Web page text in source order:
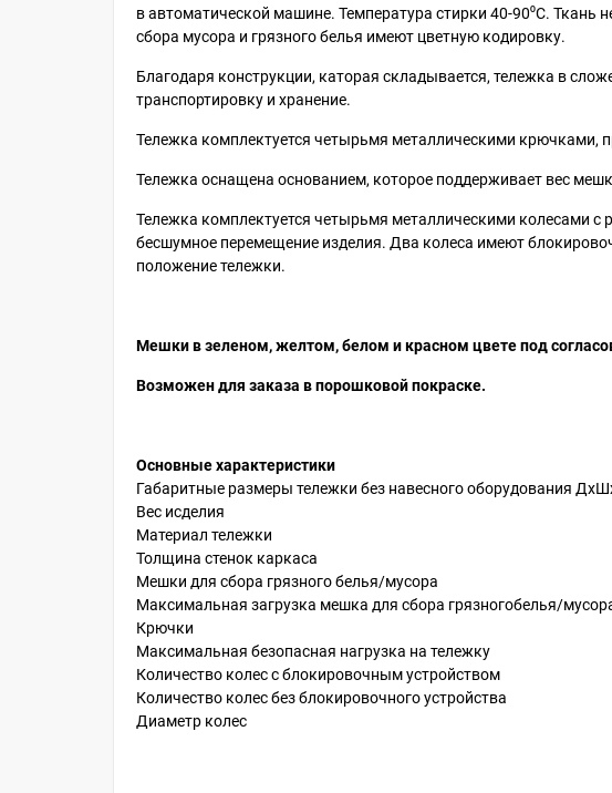
в автоматической машине. Температура стирки 40-90⁰C.
сбора мусора и грязного белья имеют цветную кодировку.
Благодаря конструкции, каторая складывается, тележка в
транспортировку и хранение.
Тележка комплектуется четырьмя металлическими крючками,
Тележка оснащена основанием, которое поддерживает вес
Тележка комплектуется четырьмя металлическими колесами с
бесшумное перемещение изделия. Два колеса имеют
положение тележки.
Мешки в зеленом, желтом,белом и красном цвете под
Возможен для заказа в порошковой покраске.
Основныехарактеристики
Габаритные размеры тележки без навесного оборудования
Вес исделия
Материал тележки
Толщина стенок каркаса
Мешки для сбора грязного белья/мусора
Максимальная загрузка мешка для сбора грязногобелья/
Крючки
Максимальная безопасная нагрузка на тележку
Количество колес с блокировочным устройством
Количество колес без блокировочного устройства
Диаметр колес